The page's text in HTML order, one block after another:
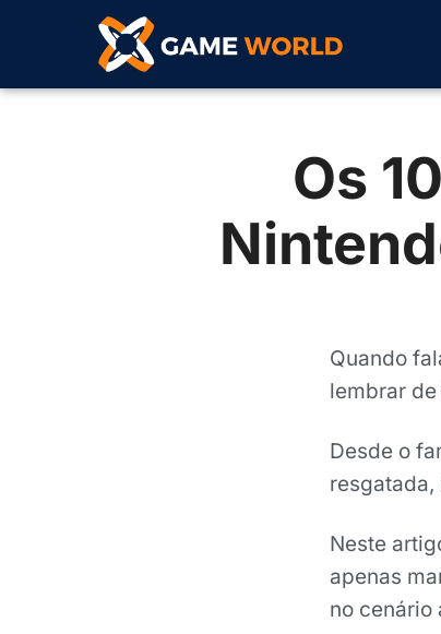
Os
Quando
lembrar
Desde o
Neste
apenas
no cenário